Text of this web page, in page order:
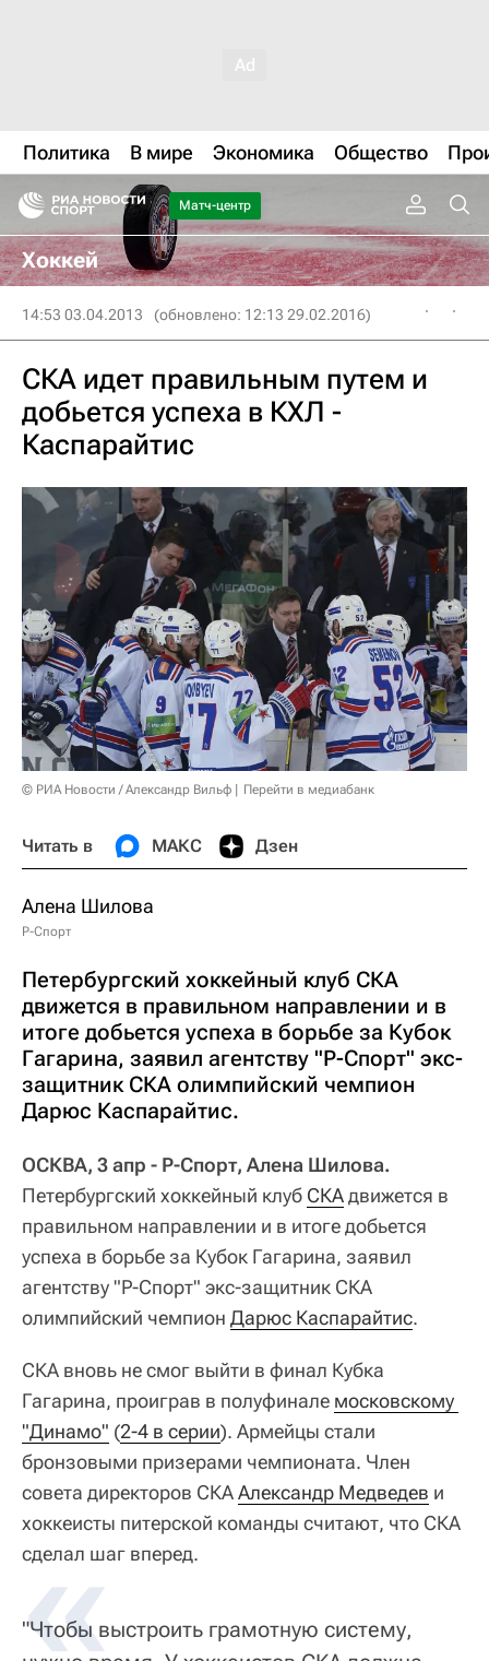
Политика В мире Экономика Общество
Матч-центр
Хоккей
14:53 03.04.2013 (обновлено: 12:13 29.02.2016)
СКА идет правильным путем и
добьется успеха в КХЛ -
Каспарайтис
© РИА Новости / Александр Вильф Перейти в медиабанк
Читать в МАКС Дзен
Алена Шилова
Р-Спорт
Петербургский хоккейный клуб СКА
движется в правильном направлении и в
итоге добьется успеха в борьбе за Кубок
Гагарина, заявил агентству "Р-Спорт" экс-
защитник СКА олимпийский чемпион
Дарюс Каспарайтис.
ОСКВА, 3 апр - Р-Спорт, Алена Шилова.
Петербургский хоккейный клуб СКАдвижется в
правильном направлении и в итоге добьется
успеха в борьбе за Кубок Гагарина, заявил
агентству "Р-Спорт" экс-защитник СКА
олимпийский чемпион Дарюс Каспарайтис.
СКА вновь не смог выйти в финал Кубка
Гагарина, проиграв в полуфинале московскому
"Динамо" (2-4 в серии). Армейцы стали
бронзовыми призерами чемпионата. Член
совета директоров СКААлександр Медведев и
хоккеисты питерской команды считают, что СКА
сделал шаг вперед.
"Чтобы выстроить грамотную систему,